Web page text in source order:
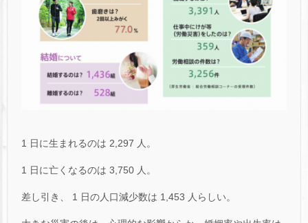
1 日に生まれるのは 2,297 人。
1 日に亡くなるのは 3,750 人。
差し引き、 1 日の人口減少数は 1,453 人らしい。